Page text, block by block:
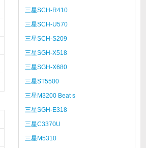
三星SCH-R410
三星SCH-U570
三星SCH-S209
三星SGH-X518
三星SGH-X680
三星ST5500
三星M3200 Beat s
三星SGH-E318
三星C3370U
三星M5310